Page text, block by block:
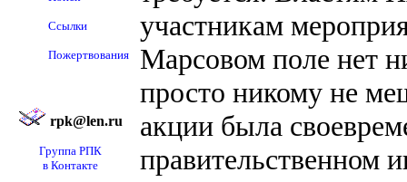
Ссылки
Пожертвования
rpk@len.ru
Группа РПК
в Контакте
участникам
Марсовом поле нет
просто никому не
акции была
правительственном